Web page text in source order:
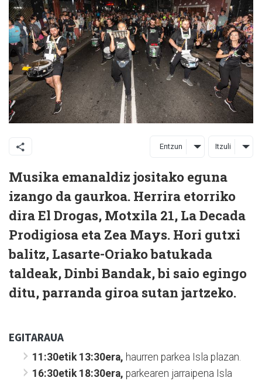
Entzun Itzuli
Musika emanaldiz jositako eguna
izango da gaurkoa. Herrira etorriko
dira El Drogas, Motxila 21, La Decada
Prodigiosa eta Zea Mays. Hori gutxi
balitz, Lasarte-Oriako batukada
taldeak, Dinbi Bandak, bi saio egingo
ditu, parranda giroa sutan jartzeko.
EGITARAUA
11:30etik 13:30era, haurren parkea Isla plazan.
16:30etik 18:30era, parkearen jarraipena Isla